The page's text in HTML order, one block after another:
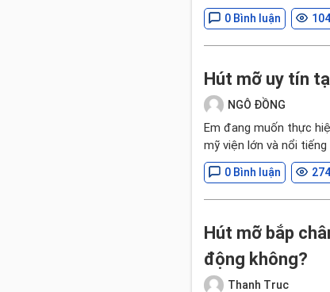
0 Bình luận
Hút mỡ uy tín
NGÔ ĐỒNG
Em đang muốn thực
mỹ viện lớn và nổi tiếng
0 Bình luận
Hút mỡ bắp
động không?
Thanh Truc